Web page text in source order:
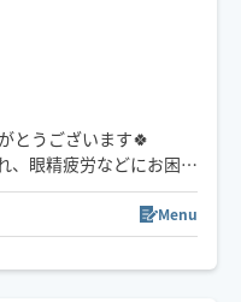
とうございます🍀
、眼精疲労などにお困り
ら、全身のストレッ
Menu